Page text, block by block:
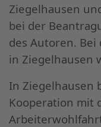
Ziegelhausen
bei der
des Autoren.
in Ziegelhausen
In Ziegelhausen
Kooperation mit